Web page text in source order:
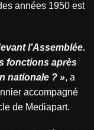
années 1950 est
l’Assemblée.
fonctions après
nationale ? », a
accompagné
de Mediapart.